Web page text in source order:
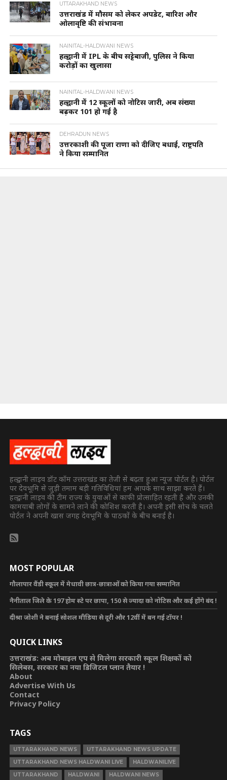
UTTARAKHAND NEWS
उत्तराखंड में मौसम को लेकर अपडेट, बारिश और
ओलावृष्टि की संभावना
NAINITAL-HALDWANI NEWS
हल्द्वानी में IPL के बीच सट्टेबाजी, पुलिस ने किया
करोड़ों का खुलासा
NAINITAL-HALDWANI NEWS
हल्द्वानी में 12 स्कूलों को नोटिस जारी, अब संख्या
बढ़कर 101 हो गई है
DEHRADUN NEWS
उत्तरकाशी की पूजा राणा को दीजिए बधाई, राष्ट्रपति
ने किया सम्मानित
हल्द्वानी लाइव डॉट कॉम उत्तराखंड का तेजी से बढ़ता हुआ न्यूज पोर्टल है। पोर्टल
पर देवभूमि से जुड़ी तमाम बड़ी गतिविधियां हम आपके साथ साझा करते हैं।
हल्द्वानी लाइव की टीम राज्य के युवाओं से काफी प्रोत्साहित रहती है और उनकी
कामयाबी लोगों के सामने लाने की कोशिश करती है। अपनी इसी सोच के चलते
पोर्टल ने अपनी खास जगह देवभूमि के पाठकों के बीच बनाई है।
MOST POPULAR
गौलापार वैंडी स्कूल में मेधावी छात्र-छात्राओं को किया गया सम्मानित
नैनीताल जिले के 197 होम स्टे पर छापा, 150 से ज्यादा को नोटिस और कई होंगे बंद !
दीश्रा जोशी ने बनाई सोशल मीडिया से दूरी और 12वीं में बन गई टॉपर !
QUICK LINKS
उत्तराखंड: अब मोबाइल एप से मिलेगा सरकारी स्कूल शिक्षकों को
सिलेबस, सरकार का नया डिजिटल प्लान तैयार !
About
Advertise With Us
Contact
Privacy Policy
TAGS
UTTARAKHAND NEWS
UTTARAKHAND NEWS UPDATE
UTTARAKHAND NEWS HALDWANI LIVE
HALDWANILIVE
UTTARAKHAND
HALDWANI HALDWANI NEWS